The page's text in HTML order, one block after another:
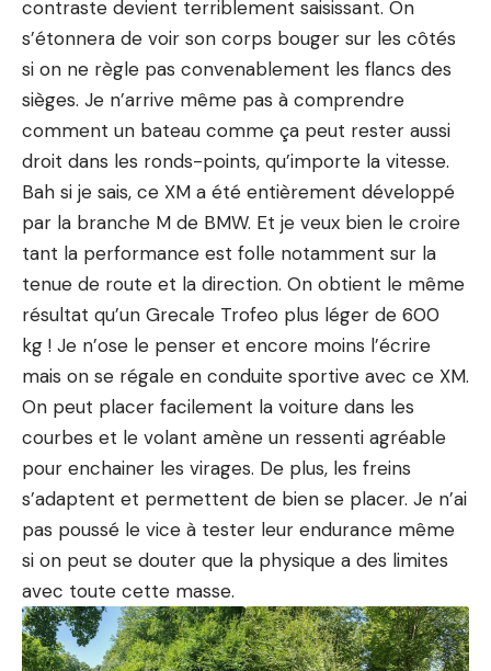
contraste devient terriblement saisissant. On
s’étonnera de voir son corps bouger sur les côtés
si on ne règle pas convenablement les flancs des
sièges. Je n’arrive même pas à comprendre
comment un bateau comme ça peut rester aussi
droit dans les ronds-points, qu’importe la vitesse.
Bah si je sais, ce XM a été entièrement développé
par la branche M de BMW. Et je veux bien le croire
tant la performance est folle notamment sur la
tenue de route et la direction. On obtient le même
résultat qu’un Grecale Trofeo plus léger de 600
kg ! Je n’ose le penser et encore moins l’écrire
mais on se régale en conduite sportive avec ce XM.
On peut placer facilement la voiture dans les
courbes et le volant amène un ressenti agréable
pour enchainer les virages. De plus, les freins
s’adaptent et permettent de bien se placer. Je n’ai
pas poussé le vice à tester leur endurance même
si on peut se douter que la physique a des limites
avec toute cette masse.